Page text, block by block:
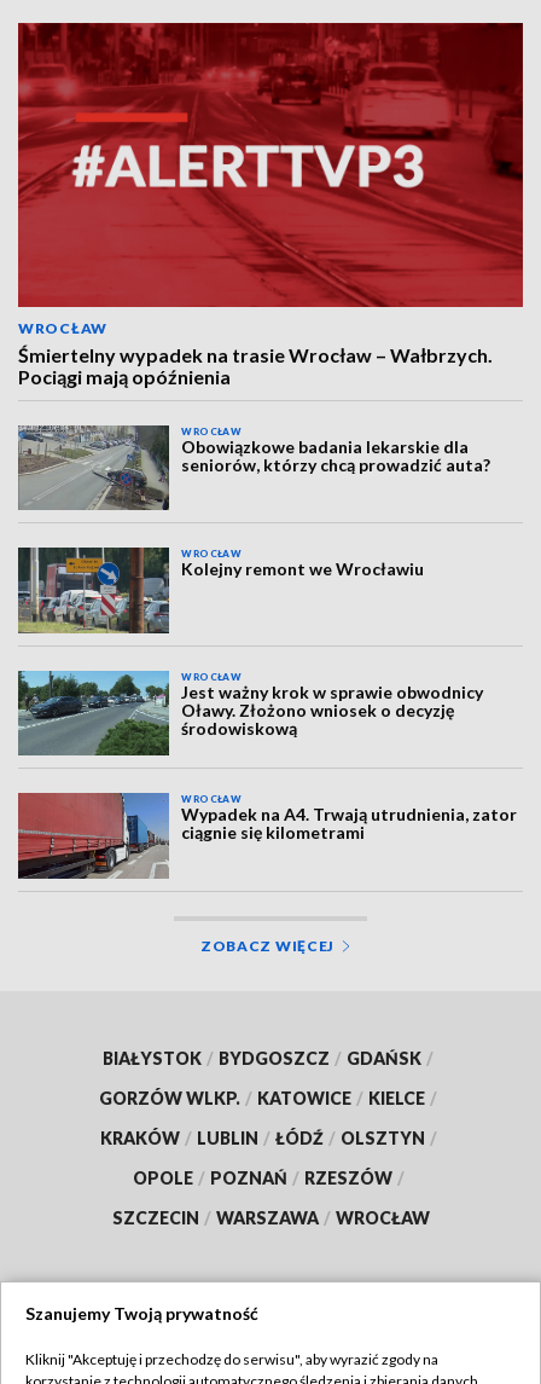
WROCŁAW
Śmiertelny wypadek na trasie Wrocław – Wałbrzych.
Pociągi mają opóźnienia
WROCŁAW
Obowiązkowe badania lekarskie dla
seniorów, którzy chcą prowadzić auta?
WROCŁAW
Kolejny remont we Wrocławiu
WROCŁAW
Jest ważny krok w sprawie obwodnicy
Oławy. Złożono wniosek o decyzję
środowiskową
WROCŁAW
Wypadek na A4. Trwają utrudnienia, zator
ciągnie się kilometrami
ZOBACZ WIĘCEJ
BIAŁYSTOK / BYDGOSZCZ / GDAŃSK /
GORZÓW WLKP. / KATOWICE / KIELCE /
KRAKÓW / LUBLIN / ŁÓDŹ / OLSZTYN /
OPOLE / POZNAŃ / RZESZÓW /
SZCZECIN / WARSZAWA / WROCŁAW
Szanujemy Twoją prywatność
Kliknij "Akceptuję i przechodzę do serwisu", aby wyrazić zgody na